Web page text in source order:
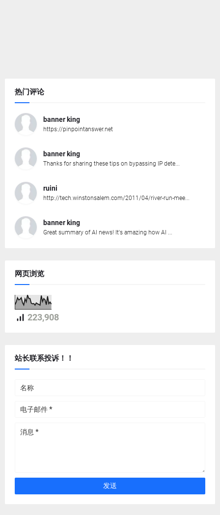
热门评论
banner king
https://pinpointanswer.net
banner king
Thanks for sharing these tips on bypassing IP dete...
ruini
http://tech.winstonsalem.com/2011/04/river-run-mee...
banner king
Great summary of AI news! It's amazing how AI ...
网页浏览
223,908
站长联系投诉！！